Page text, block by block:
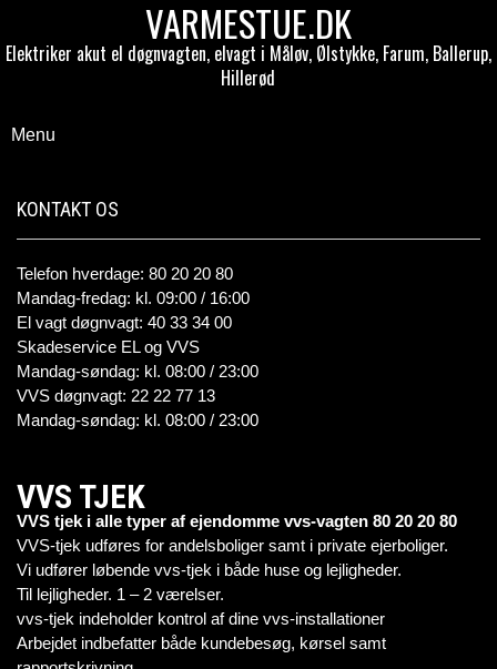
VARMESTUE.DK
Elektriker akut el døgnvagten, elvagt i Måløv, Ølstykke, Farum, Ballerup,
Hillerød
Menu
KONTAKT OS
Telefon hverdage: 80 20 20 80
Mandag-fredag: kl. 09:00 / 16:00
El vagt døgnvagt: 40 33 34 00
Skadeservice EL og VVS
Mandag-søndag: kl. 08:00 / 23:00
VVS døgnvagt: 22 22 77 13
Mandag-søndag: kl. 08:00 / 23:00
VVS TJEK
VVS tjek i alle typer af ejendomme vvs-vagten 80 20 20 80
VVS-tjek udføres for andelsboliger samt i private ejerboliger.
Vi udfører løbende vvs-tjek i både huse og lejligheder.
Til lejligheder. 1 – 2 værelser.
vvs-tjek indeholder kontrol af dine vvs-installationer
Arbejdet indbefatter både kundebesøg, kørsel samt